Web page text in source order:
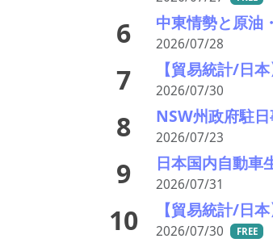
6 2026/07/28
7 2026/07/30
8 2026/07/23
9 2026/07/31
10 2026/07/30 FREE